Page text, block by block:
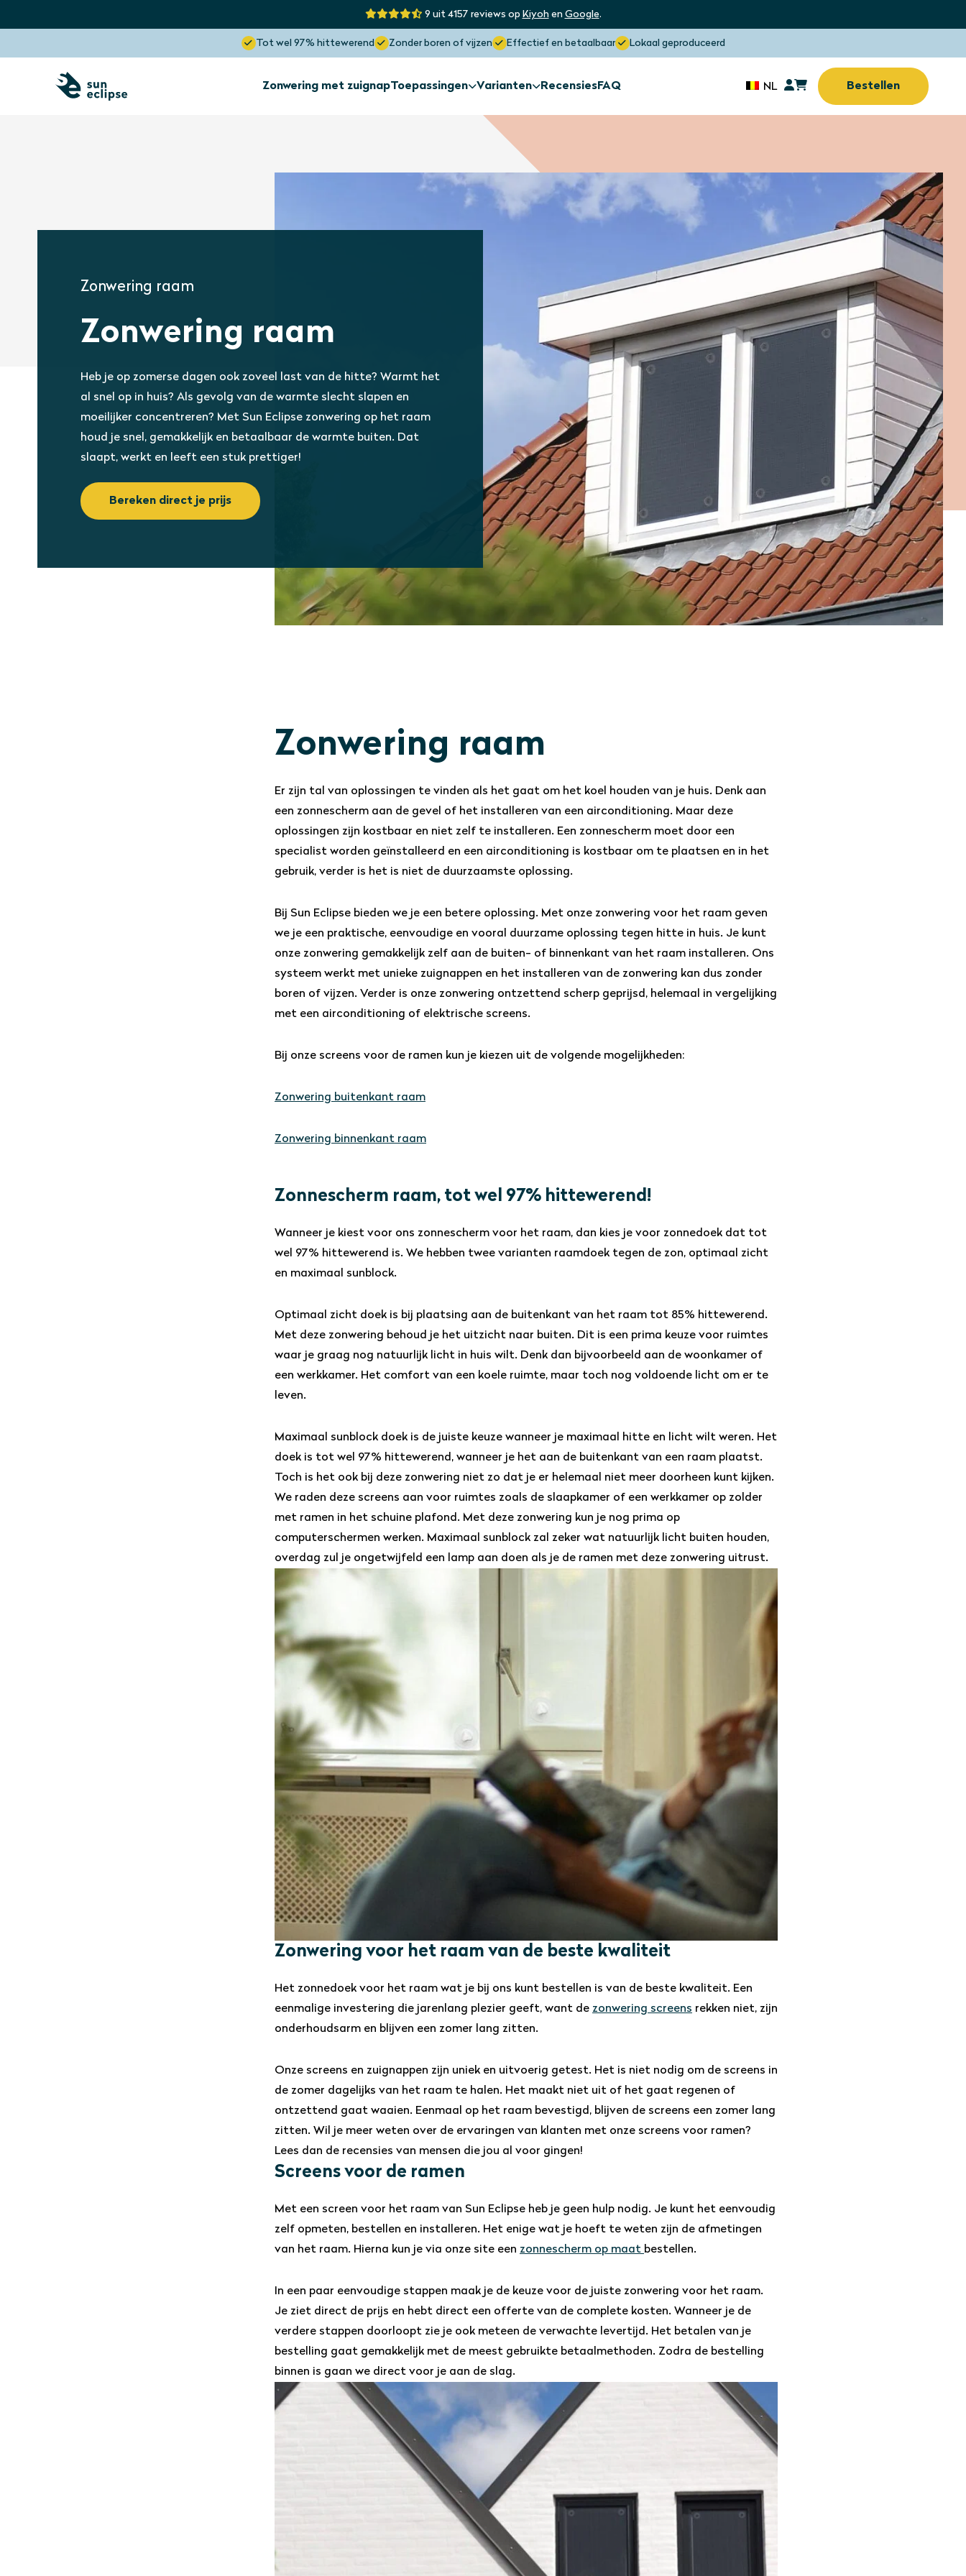
9 uit 4157 reviews op Kiyohen Google.
Tot wel 97% hittewerend Zonder boren of vijzen Effectief en betaalbaar Lokaal geproduceerd
Zonwering met zuignapToepassingen
Zonwering
Dakkapel
Dakraam
Zonwering
Zonwering
(Thuis)werkplek
Varianten RecensiesFAQ NL Bestellen
Zonwering raam
Zonwering raam
Heb je op zomerse dagen ook zoveel last van de hitte? Warmt het
al snel op in huis? Als gevolg van de warmte slecht slapen en
moeilijker concentreren? Met Sun Eclipse zonwering op het raam
houd je snel, gemakkelijk en betaalbaar de warmte buiten. Dat
slaapt, werkt en leeft een stuk prettiger!
Bereken direct je prijs
Zonwering raam
Er zijn tal van oplossingen te vinden als het gaat om het koel houden van je huis. Denk aan
een zonnescherm aan de gevel of het installeren van een airconditioning. Maar deze
oplossingen zijn kostbaar en niet zelf te installeren. Een zonnescherm moet door een
specialist worden geïnstalleerd en een airconditioning is kostbaar om te plaatsen en in het
gebruik, verder is het is niet de duurzaamste oplossing.
Bij Sun Eclipse bieden we je een betere oplossing. Met onze zonwering voor het raam geven
we je een praktische, eenvoudige en vooral duurzame oplossing tegen hitte in huis. Je kunt
onze zonwering gemakkelijk zelf aan de buiten- of binnenkant van het raam installeren. Ons
systeem werkt met unieke zuignappen en het installeren van de zonwering kan dus zonder
boren of vijzen. Verder is onze zonwering ontzettend scherp geprijsd, helemaal in vergelijking
met een airconditioning of elektrische screens.
Bij onze screens voor de ramen kun je kiezen uit de volgende mogelijkheden:
Zonwering buitenkant raam
Zonwering binnenkant raam
Zonnescherm raam, tot wel 97% hittewerend!
Wanneer je kiest voor ons zonnescherm voor het raam, dan kies je voor zonnedoek dat tot
wel 97% hittewerend is. We hebben twee varianten raamdoek tegen de zon, optimaal zicht
en maximaal sunblock.
Optimaal zicht doek is bij plaatsing aan de buitenkant van het raam tot 85% hittewerend.
Met deze zonwering behoud je het uitzicht naar buiten. Dit is een prima keuze voor ruimtes
waar je graag nog natuurlijk licht in huis wilt. Denk dan bijvoorbeeld aan de woonkamer of
een werkkamer. Het comfort van een koele ruimte, maar toch nog voldoende licht om er te
leven.
Maximaal sunblock doek is de juiste keuze wanneer je maximaal hitte en licht wilt weren. Het
doek is tot wel 97% hittewerend, wanneer je het aan de buitenkant van een raam plaatst.
Toch is het ook bij deze zonwering niet zo dat je er helemaal niet meer doorheen kunt kijken.
We raden deze screens aan voor ruimtes zoals de slaapkamer of een werkkamer op zolder
met ramen in het schuine plafond. Met deze zonwering kun je nog prima op
computerschermen werken. Maximaal sunblock zal zeker wat natuurlijk licht buiten houden,
overdag zul je ongetwijfeld een lamp aan doen als je de ramen met deze zonwering uitrust.
Zonwering voor het raam van de beste kwaliteit
Het zonnedoek voor het raam wat je bij ons kunt bestellen is van de beste kwaliteit. Een
eenmalige investering die jarenlang plezier geeft, want de zonwering screens rekken niet, zijn
onderhoudsarm en blijven een zomer lang zitten.
Onze screens en zuignappen zijn uniek en uitvoerig getest. Het is niet nodig om de screens in
de zomer dagelijks van het raam te halen. Het maakt niet uit of het gaat regenen of
ontzettend gaat waaien. Eenmaal op het raam bevestigd, blijven de screens een zomer lang
zitten. Wil je meer weten over de ervaringen van klanten met onze screens voor ramen?
Lees dan de recensies van mensen die jou al voor gingen!
Screens voor de ramen
Met een screen voor het raam van Sun Eclipse heb je geen hulp nodig. Je kunt het eenvoudig
zelf opmeten, bestellen en installeren. Het enige wat je hoeft te weten zijn de afmetingen
van het raam. Hierna kun je via onze site een zonnescherm op maat bestellen.
In een paar eenvoudige stappen maak je de keuze voor de juiste zonwering voor het raam.
Je ziet direct de prijs en hebt direct een offerte van de complete kosten. Wanneer je de
verdere stappen doorloopt zie je ook meteen de verwachte levertijd. Het betalen van je
bestelling gaat gemakkelijk met de meest gebruikte betaalmethoden. Zodra de bestelling
binnen is gaan we direct voor je aan de slag.